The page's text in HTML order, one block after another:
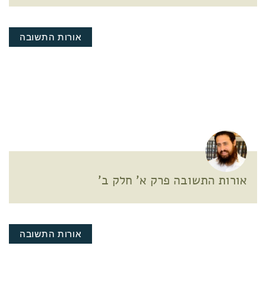
אורות התשובה
אורות התשובה פרק א' חלק ב'
אורות התשובה